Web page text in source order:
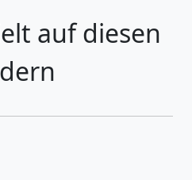
auf diesen